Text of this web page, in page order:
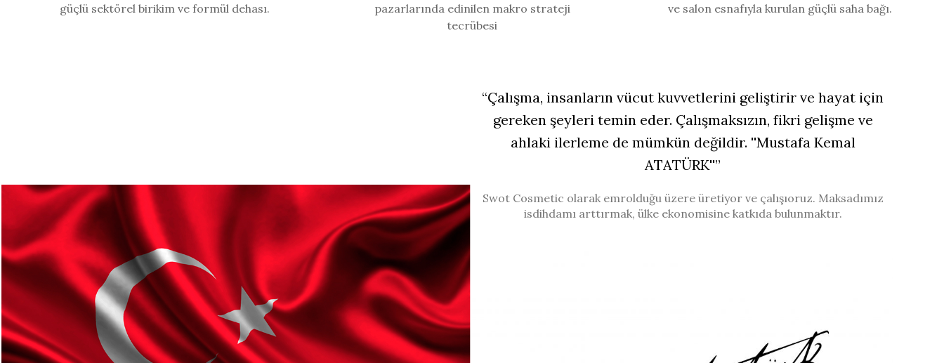
güçlü sektörel birikim ve formül dehası.
pazarlarında edinilen makro strateji
tecrübesi
ve salon esnafıyla kurulan güçlü saha bağı.
“Çalışma, insanların vücut kuvvetlerini geliştirir ve hayat için
gereken şeyleri temin eder. Çalışmaksızın, fikri gelişme ve
ahlaki ilerleme de mümkün değildir. ''Mustafa Kemal
ATATÜRK''”
Swot Cosmetic olarak emrolduğu üzere üretiyor ve çalışıoruz. Maksadımız
isdihdamı arttırmak, ülke ekonomisine katkıda bulunmaktır.